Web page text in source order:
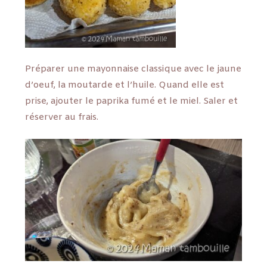
Préparer une mayonnaise classique avec le jaune
d’oeuf, la moutarde et l’huile. Quand elle est
prise, ajouter le paprika fumé et le miel. Saler et
réserver au frais.